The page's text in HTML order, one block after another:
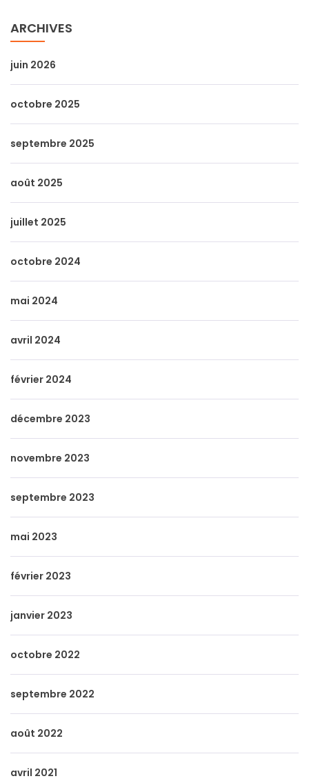
ARCHIVES
juin 2026
octobre 2025
septembre 2025
août 2025
juillet 2025
octobre 2024
mai 2024
avril 2024
février 2024
décembre 2023
novembre 2023
septembre 2023
mai 2023
février 2023
janvier 2023
octobre 2022
septembre 2022
août 2022
avril 2021